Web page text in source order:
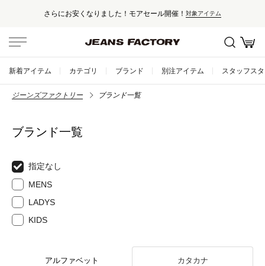
さらにお安くなりました！モアセール開催！ 対象アイテム
新着アイテム カテゴリ ブランド 別注アイテム スタッフス
ジーンズファクトリー ブランド一覧
ブランド一覧
指定なし
MENS
LADYS
KIDS
アルファベット カタカナ